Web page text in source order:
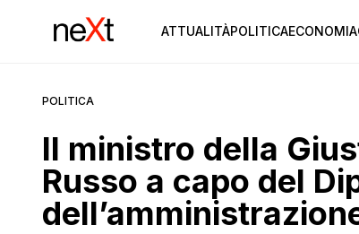
ATTUALITÀPOLITICAECONOMIA
POLITICA
Il ministro della
Russo a capo del